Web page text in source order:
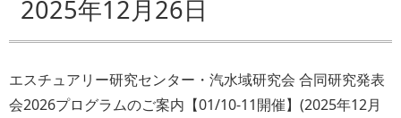
2025年12月26日
エスチュアリー研究センター・汽水域研究会 合同研究発表
会2026プログラムのご案内【01/10-11開催】 (2025年12月